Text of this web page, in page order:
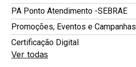
PA Ponto Atendimento -SEBRAE
Promoções, Eventos e Campanhas
Certificação Digital
Ver todas